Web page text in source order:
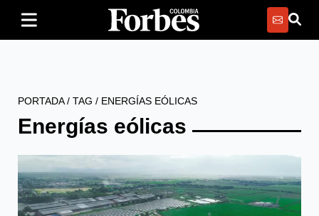
PORTADA/ TAG / ENERGÍAS EÓLICAS
Energías eólicas